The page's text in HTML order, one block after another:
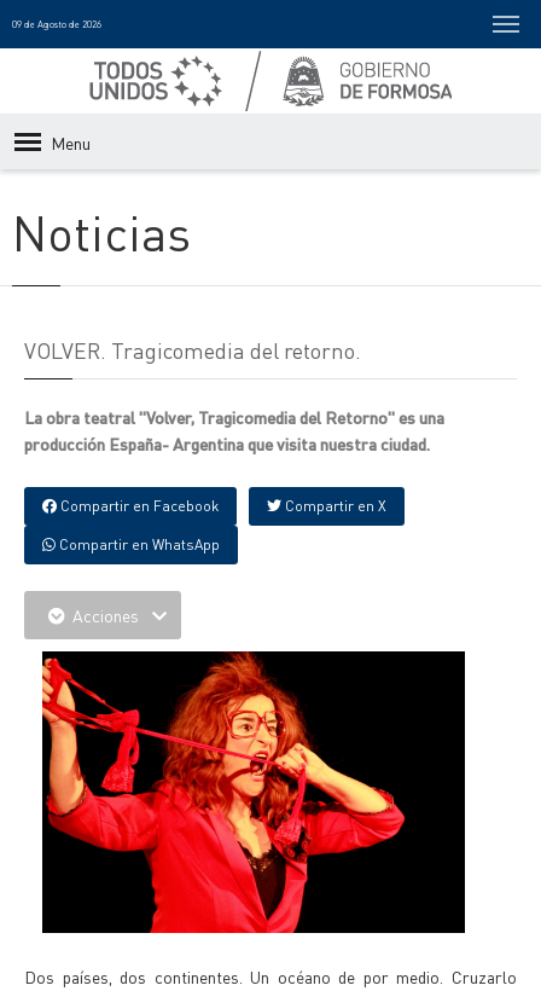
09 de Agosto de 2026
Menu
Noticias
VOLVER. Tragicomedia del retorno.
La obra teatral "Volver, Tragicomedia del Retorno" es una
producción España- Argentina que visita nuestra ciudad.
Compartir en Facebook Compartir en X
Compartir en WhatsApp
Acciones
Dos países, dos continentes. Un océano de por medio. Cruzarlo